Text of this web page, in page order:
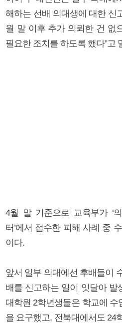
해하는 선배 의대생에 대한 신
월 말 이후 추가 의뢰한 건 없
필요한 조치를 하도록 했다”고
4월 말 기준으로 교육부가 ‘
터’에서 접수한 피해 사례 중
이다.
앞서 일부 의대에선 후배들이
배를 신고하는 일이 잇달아 발
대학원 2학년생들은 학교에
을 요구했고, 전북대에서도 24